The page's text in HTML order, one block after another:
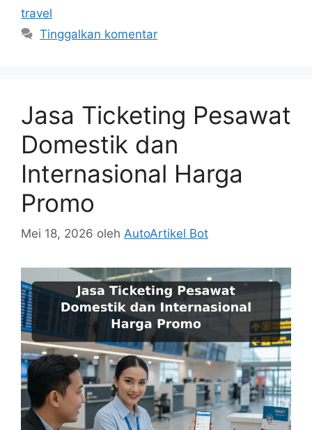
travel
Tinggalkan komentar
Jasa Ticketing Pesawat
Domestik dan
Internasional Harga
Promo
Mei 18, 2026 oleh AutoArtikel Bot